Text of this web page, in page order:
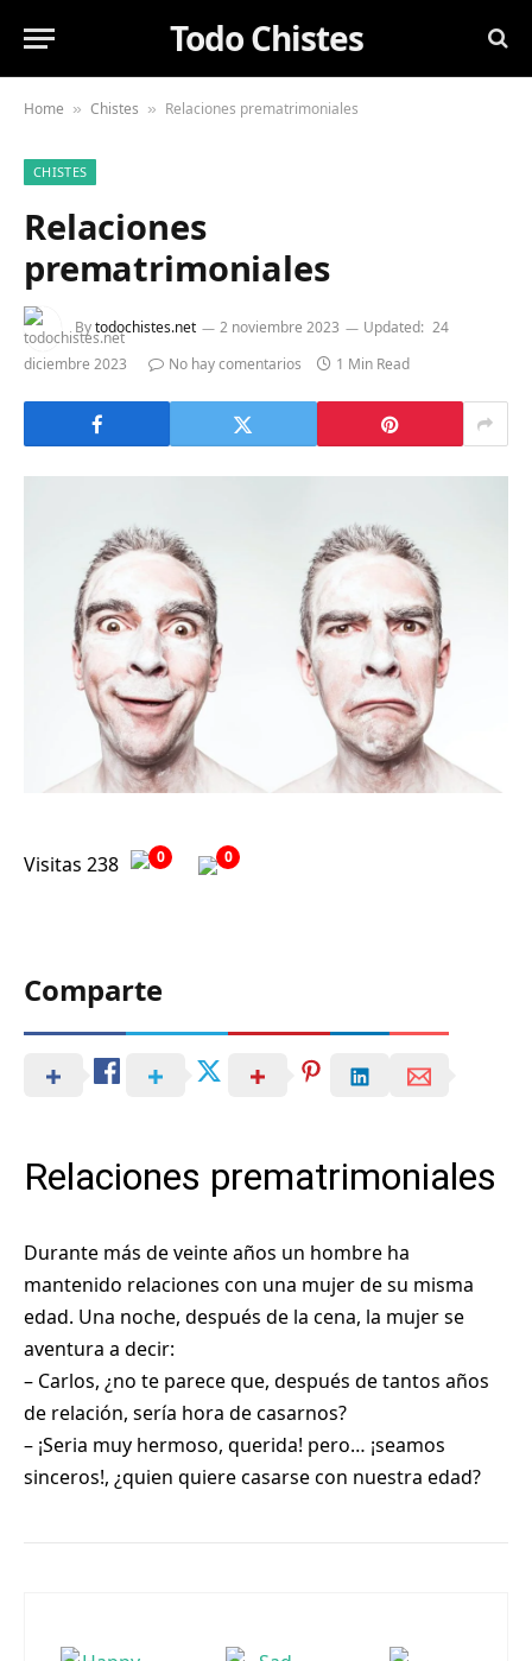
Todo Chistes
Home » Chistes » Relaciones prematrimoniales
CHISTES
Relaciones
prematrimoniales
Bytodochistes.net 2 noviembre 2023 Updated: 24
diciembre 2023
No hay comentarios 1 Min Read
Visitas 238 0 0
Comparte
Relaciones prematrimoniales
Durante más de veinte años un hombre ha
mantenido relaciones con una mujer de su misma
edad. Una noche, después de la cena, la mujer se
aventura a decir:
– Carlos, ¿no te parece que, después de tantos años
de relación, sería hora de casarnos?
– ¡Seria muy hermoso, querida! pero… ¡seamos
sinceros!, ¿quien quiere casarse con nuestra edad?